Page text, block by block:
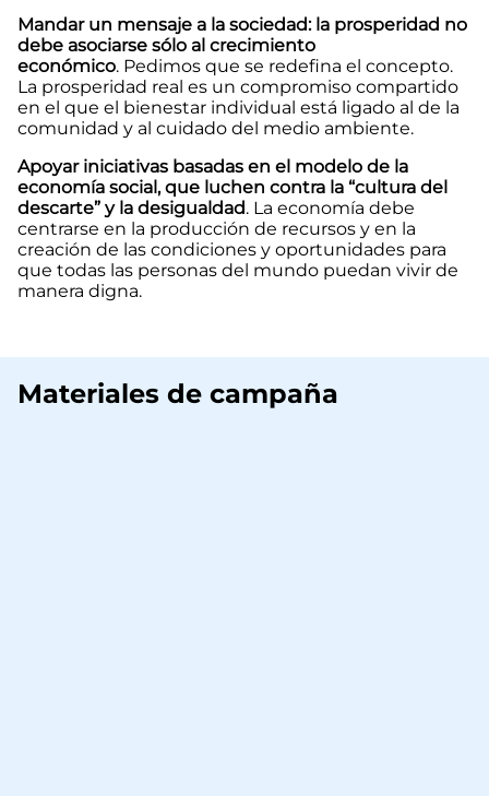
Mandar un mensaje a la sociedad: la prosperidad no
debe asociarse sólo al crecimiento
económico. Pedimos que se redefina el concepto.
La prosperidad real es un compromiso compartido
en el que el bienestar individual está ligado al de la
comunidad y al cuidado del medio ambiente.
Apoyar iniciativas basadas en el modelo de la
economía social, que luchen contra la “cultura del
descarte” y la desigualdad. La economía debe
centrarse en la producción de recursos y en la
creación de las condiciones y oportunidades para
que todas las personas del mundo puedan vivir de
manera digna.
Materiales de campaña